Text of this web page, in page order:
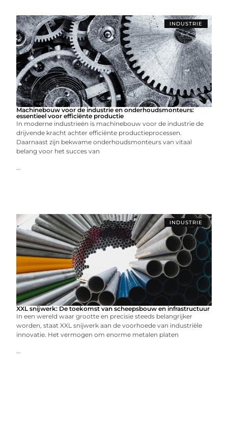
INDUSTRIE
Machinebouw voor de industrie en onderhoudsmonteurs:
essentieel voor efficiënte productie
In moderne industrieën is machinebouw voor de industrie de
drijvende kracht achter efficiënte productieprocessen.
Daarnaast zijn bekwame onderhoudsmonteurs van vitaal
belang voor het succes van
...
INDUSTRIE
XXL snijwerk: De toekomst van scheepsbouw en infrastructuur
In een wereld waar grootte en precisie steeds belangrijker
worden, staat XXL snijwerk aan de voorhoede van industriële
innovatie. Het vermogen om enorme metalen platen
...